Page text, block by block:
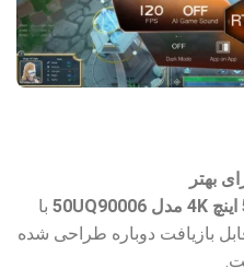
بهتر
با
بازیافت دوباره طراحی شده